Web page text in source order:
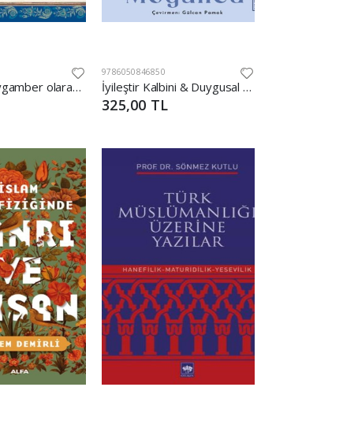
İnsan ve Peygamber olarak Hz. Muhammed (sav)
9786050846850
İyileştir Kalbini & Duygusal ve Manevi İyilik Rehberi
325,00 TL